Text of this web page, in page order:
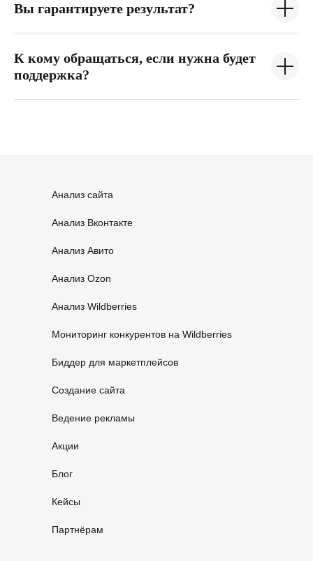
Вы гарантируете результат?
К кому обращаться, если нужна будет
поддержка?
Партнёрам
Кейсы
Блог
Анализ Wildberries
Биддер для маркетплейсов
Мониторинг конкурентов на Wildberries
Акции
Ведение рекламы
Создание сайта
Анализ Вконтакте
Анализ Авито
Анализ Ozon
Анализ сайта